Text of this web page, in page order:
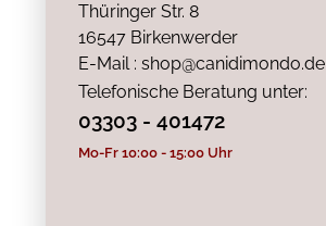
Thüringer Str. 8
16547 Birkenwerder
E-Mail : shop@canidimondo.de
Telefonische Beratung unter:
03303 - 401472
Mo-Fr 10:00 - 15:00 Uhr